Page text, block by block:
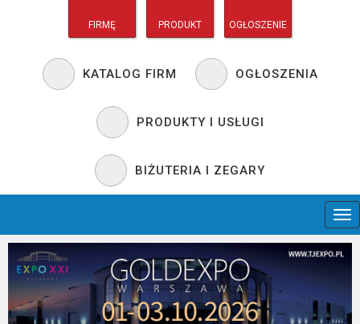
FIRMĘ PRODUKT OGŁOSZENIE
KATALOG FIRM OGŁOSZENIA
PRODUKTY I USŁUGI
BIŻUTERIA I ZEGARY